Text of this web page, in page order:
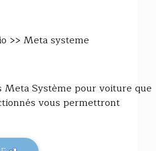
>> Meta systeme
Meta Système pour voiture que
vous permettront